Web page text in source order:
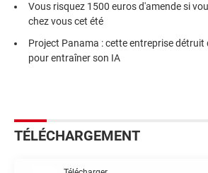
Vous risquez 1500 euros d'amende si
chez vous cet été
Project Panama : cette entreprise détruit
pour entraîner son IA
TÉLÉCHARGEMENT